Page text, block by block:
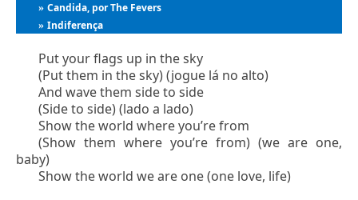
» Candida, por The Fevers
» Indiferença
Put your flags up in the sky
(Put them in the sky) (jogue lá no alto)
And wave them side to side
(Side to side) (lado a lado)
Show the world where you’re from
(Show them where you’re from) (we are one,
baby)
Show the world we are one (one love, life)